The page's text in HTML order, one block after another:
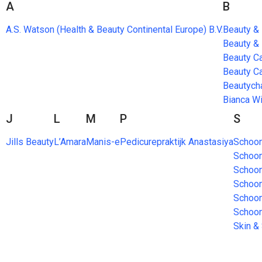
A
A.S. Watson (Health & Beauty Continental Europe) B.V.
B
Beauty
Beauty
Beauty
Beauty
Bianca
J
Jills Beauty
L
L’Amara
M
Manis-e
P
Pedicurepraktijk Anastasiya
S
Skin &